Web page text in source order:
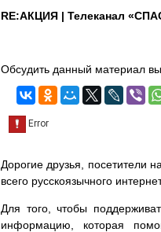
RE:АКЦИЯ | Телеканал
Обсудить данный материал
Дорогие друзья, посетители
всего русскоязычного
Для того, чтобы
информацию, которая